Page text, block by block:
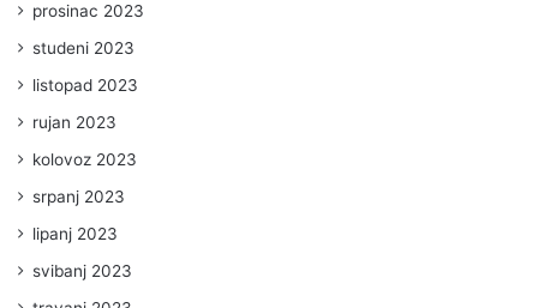
prosinac 2023
studeni 2023
listopad 2023
rujan 2023
kolovoz 2023
srpanj 2023
lipanj 2023
svibanj 2023